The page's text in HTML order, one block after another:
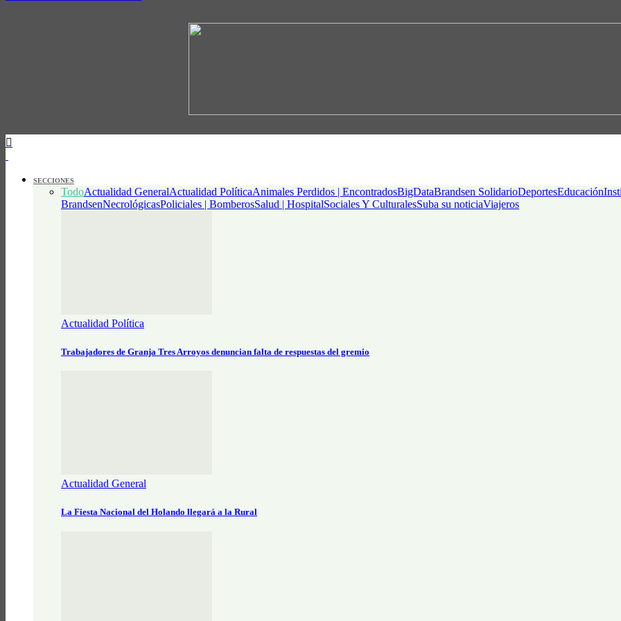
SECCIONES
TodoActualidad GeneralActualidad PolíticaAnimales Perdidos | EncontradosBigDataBrandsen SolidarioDeportesEducación
BrandsenNecrológicasPoliciales | BomberosSalud | HospitalSociales Y CulturalesSuba su noticiaViajeros
Actualidad Política
Trabajadores de Granja Tres Arroyos denuncian falta de respuestas del gremio
Actualidad General
La Fiesta Nacional del Holando llegará a la Rural